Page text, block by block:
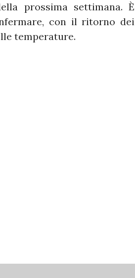
prossima settimana. È
con il ritorno dei
temperature.